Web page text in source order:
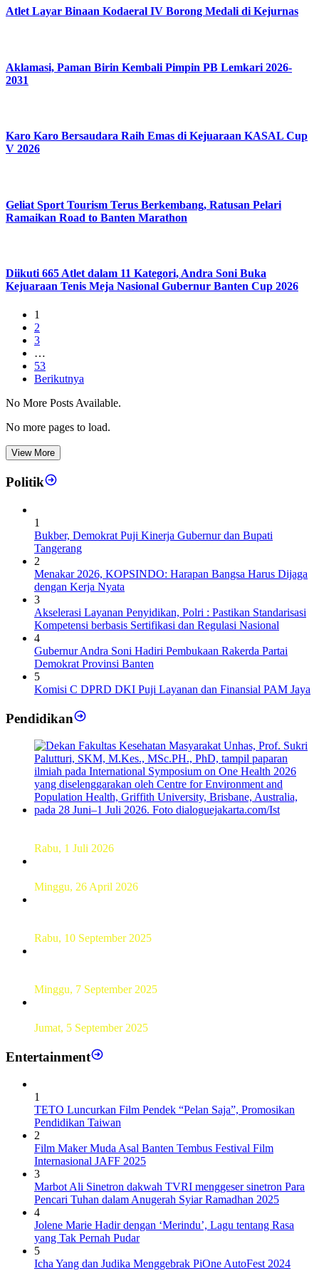
Atlet Layar Binaan Kodaeral IV Borong Medali di Kejurnas
Aklamasi, Paman Birin Kembali Pimpin PB Lemkari 2026-
2031
Karo Karo Bersaudara Raih Emas di Kejuaraan KASAL Cup
V 2026
Geliat Sport Tourism Terus Berkembang, Ratusan Pelari
Ramaikan Road to Banten Marathon
Diikuti 665 Atlet dalam 11 Kategori, Andra Soni Buka
Kejuaraan Tenis Meja Nasional Gubernur Banten Cup 2026
1
2
3
…
53
Berikutnya
No More Posts Available.
No more pages to load.
View More
Politik
1
Bukber, Demokrat Puji Kinerja Gubernur dan Bupati
Tangerang
2
Menakar 2026, KOPSINDO: Harapan Bangsa Harus Dijaga
dengan Kerja Nyata
3
Akselerasi Layanan Penyidikan, Polri : Pastikan Standarisasi
Kompetensi berbasis Sertifikasi dan Regulasi Nasional
4
Gubernur Andra Soni Hadiri Pembukaan Rakerda Partai
Demokrat Provinsi Banten
5
Komisi C DPRD DKI Puji Layanan dan Finansial PAM Jaya
Pendidikan
Rabu, 1 Juli 2026
Minggu, 26 April 2026
Rabu, 10 September 2025
Minggu, 7 September 2025
Jumat, 5 September 2025
Entertainment
1
TETO Luncurkan Film Pendek “Pelan Saja”, Promosikan
Pendidikan Taiwan
2
Film Maker Muda Asal Banten Tembus Festival Film
Internasional JAFF 2025
3
Marbot Ali Sinetron dakwah TVRI menggeser sinetron Para
Pencari Tuhan dalam Anugerah Syiar Ramadhan 2025
4
Jolene Marie Hadir dengan ‘Merindu’, Lagu tentang Rasa
yang Tak Pernah Pudar
5
Icha Yang dan Judika Menggebrak PiOne AutoFest 2024